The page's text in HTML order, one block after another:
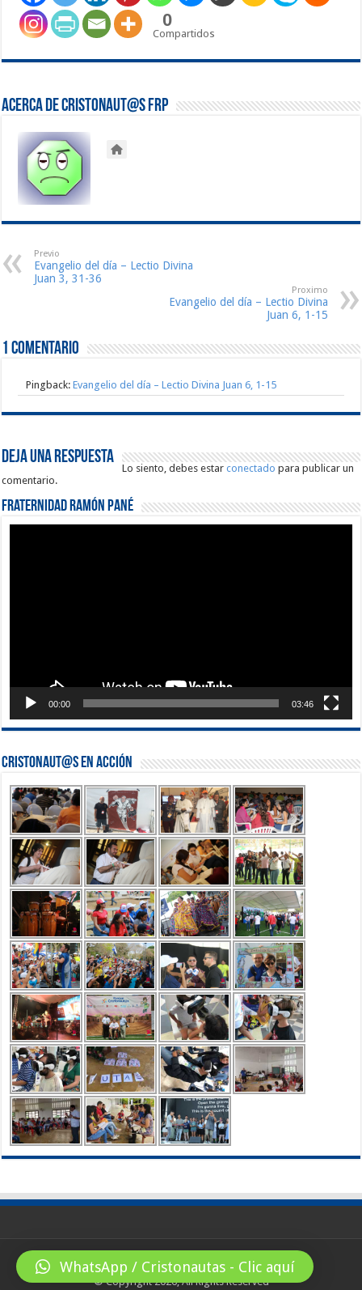
0
Compartidos
Acerca de Cristonaut@s FRP
Previo
Evangelio del día – Lectio Divina
Juan 3, 31-36
Proximo
Evangelio del día – Lectio Divina
Juan 6, 1-15
1 comentario
Pingback:Evangelio del día – Lectio Divina Juan 6, 1-15
Deja una respuesta
Lo siento, debes estarconectado para publicar un
comentario.
Fraternidad Ramón Pané
00:00 03:46
Cristonaut@s en Acción
© Copyright 2026, All Rights Reserved
WhatsApp / Cristonautas - Clic aquí